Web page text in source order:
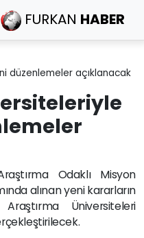
FURKAN HABER
düzenlemeler açıklanacak
Odaklı Misyon
alınan yeni kararların
Üniversiteleri